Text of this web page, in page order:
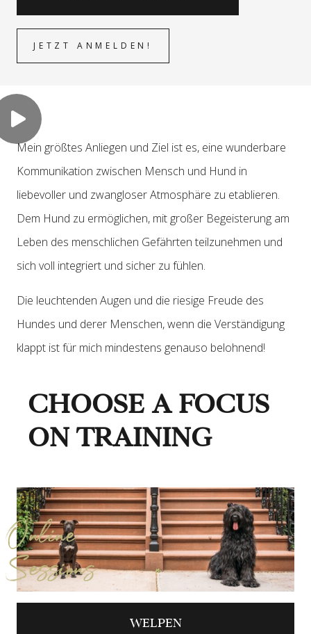
JETZT ANMELDEN!
Mein größtes Anliegen und Ziel ist es, eine wunderbare
Kommunikation zwischen Mensch und Hund in
liebevoller und zwangloser Atmosphäre zu etablieren.
Dem Hund zu ermöglichen, mit großer Begeisterung am
Leben des menschlichen Gefährten teilzunehmen und
sich voll integriert und sicher zu fühlen.
Die leuchtenden Augen und die riesige Freude des
Hundes und derer Menschen, wenn die Verständigung
klappt ist für mich mindestens genauso belohnend!
CHOOSE A FOCUS
ON TRAINING
Online
Sessions
WELPEN